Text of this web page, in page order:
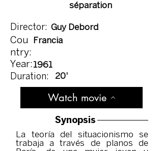
séparation
Director: Guy Debord
Cou
ntry:
Year:
Francia
1961
Duration: 20'
Watch movie
Synopsis
La teoría del situacionismo se
trabaja a través de planos de